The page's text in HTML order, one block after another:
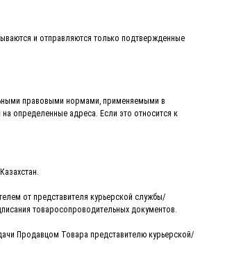
и отправляются только подтвержденные
правовыми нормами, применяемыми в
определенные адреса. Если это относится к
от представителя курьерской службы/
товаросопроводительных документов.
Продавцом Товара представителю курьерской/